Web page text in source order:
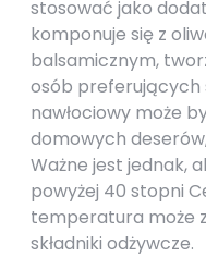
stosować jako
komponuje się z
balsamicznym,
osób preferujących
nawłociowy może
domowych
Ważne jest jednak,
powyżej 40 stopni
temperatura może
składniki odżywcze.